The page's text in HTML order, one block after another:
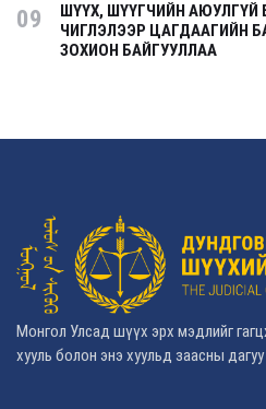
09
ШҮҮХ, ШҮҮГЧИЙН АЮУЛГҮЙ
ЧИГЛЭЛЭЭР ЦАГДААГИЙН
ЗОХИОН БАЙГУУЛЛАА
Монгол Улсад шүүх эрх мэдлийг
хууль болон энэ хуульд заасны